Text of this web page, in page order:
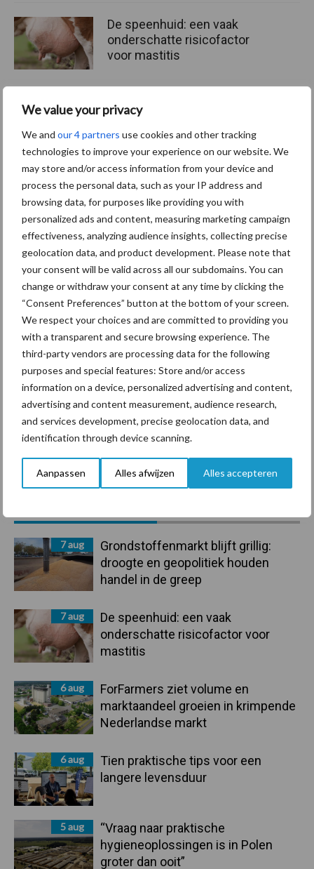
We value your privacy
We and our 4 partners use cookies and other tracking
technologies to improve your experience on our website. We
may store and/or access information from your device and
process the personal data, such as your IP address and
browsing data, for purposes like providing you with
personalized ads and content, measuring marketing campaign
effectiveness, analyzing audience insights, collecting precise
geolocation data, and product development. Please note that
your consent will be valid across all our subdomains. You can
change or withdraw your consent at any time by clicking the
“Consent Preferences” button at the bottom of your screen.
We respect your choices and are committed to providing you
with a transparent and secure browsing experience. The
third-party vendors are processing data for the following
purposes and special features: Store and/or access
information on a device, personalized advertising and content,
advertising and content measurement, audience research,
and services development, precise geolocation data, and
identification through device scanning.
Aanpassen Alles afwijzen Alles accepteren
Sidebar
7 aug
Grondstoffenmarkt blijft grillig:
droogte en geopolitiek houden
handel in de greep
7 aug
De speenhuid: een vaak
onderschatte risicofactor voor
mastitis
6 aug
ForFarmers ziet volume en
marktaandeel groeien in krimpende
Nederlandse markt
6 aug
Tien praktische tips voor een
langere levensduur
5 aug
“Vraag naar praktische
hygieneoplossingen is in Polen
groter dan ooit”
De speenhuid: een vaak
onderschatte risicofactor
voor mastitis
ForFarmers ziet volume en
marktaandeel groeien in
krimpende Nederlandse
markt
Themapagina's
Diergezondheid Bemesting Fokkerij
Bedrijfsnieuws
Ligbox &
Voerhekken
Toon meer